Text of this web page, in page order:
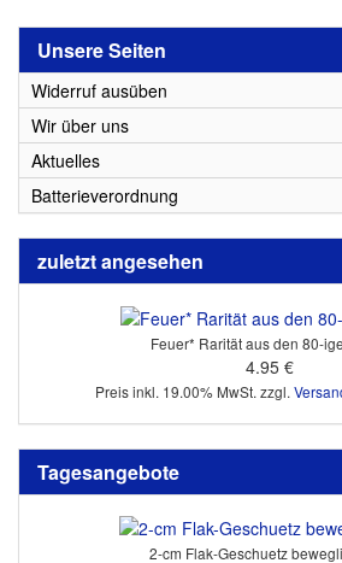
Unsere Seiten
Widerruf ausüben
Wir über uns
Aktuelles
Batterieverordnung
zuletzt angesehen
Feuer* Rarität aus den 80-
4.95 €
Preis inkl. 19.00% MwSt. zzgl.
Tagesangebote
2-cm Flak-Geschuetz